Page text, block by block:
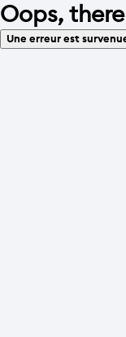
Oops,
Une erreur est